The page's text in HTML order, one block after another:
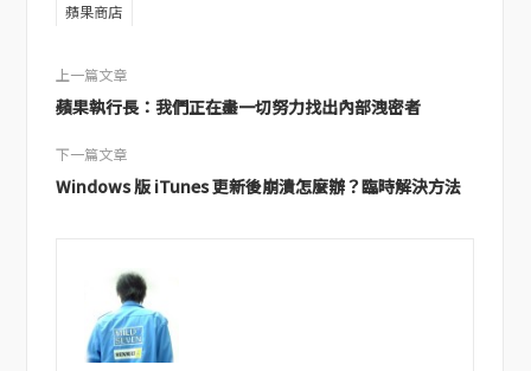
蘋果商店
上一篇文章
蘋果執行長：我們正在盡一切努力找出內部洩密者
下一篇文章
Windows 版 iTunes 更新後崩潰怎麼辦？臨時解決方法